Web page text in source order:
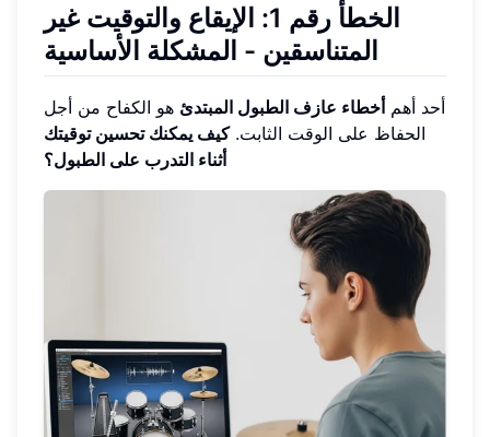
الخطأ رقم 1: الإيقاع والتوقيت غير
المتناسقين - المشكلة الأساسية
أحد أهمأخطاء عازف الطبول المبتدئ هو الكفاح من أجل
الحفاظ على الوقت الثابت.كيف يمكنك تحسين توقيتك
أثناء التدرب على الطبول؟